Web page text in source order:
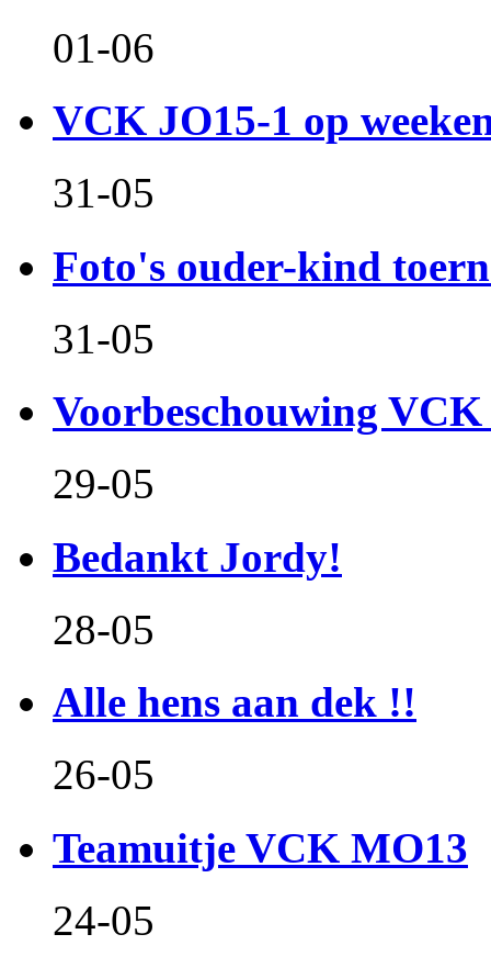
01-06
VCK JO15-1 op
31-05
Foto's ouder-kind
31-05
Voorbeschouwing VCK
29-05
Bedankt Jordy!
28-05
Alle hens aan dek !!
26-05
Teamuitje VCK MO13
24-05